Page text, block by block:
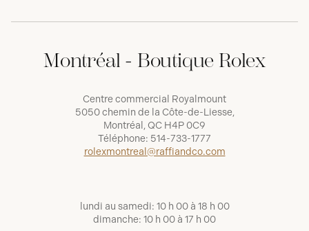
Montréal - Boutique Rolex
Centre commercial Royalmount
5050 chemin de la Côte-de-Liesse,
Montréal, QC H4P 0C9
Téléphone: 514-733-1777
rolexmontreal@raffiandco.com
lundi au samedi: 10 h 00 à 18 h 00
dimanche: 10 h 00 à 17 h 00